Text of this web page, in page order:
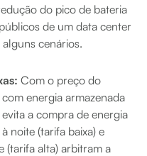
do pico de bateria
de um data center
cenários.
Com o preço do
energia armazenada
a compra de energia
noite (tarifa baixa) e
(tarifa alta) arbitram a